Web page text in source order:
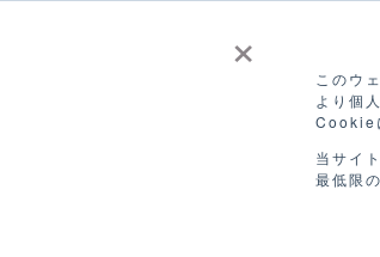
×
このウ
より個
Cookie
当サイ
最低限
つかう